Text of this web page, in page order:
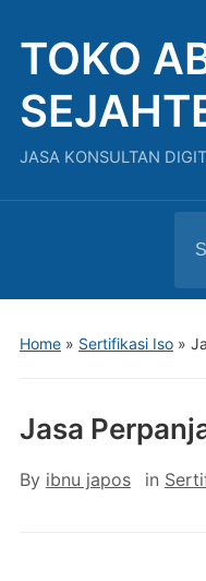
TOKO
JASA KONSULTAN
for:
Home» Sertifikasi Iso»
Jasa
By ibnu japos in